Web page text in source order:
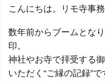
こんにちは。リモ寺事務
数年前からブームとな
印。
神社やお寺で拝受する
いただく“ご縁の記録”で